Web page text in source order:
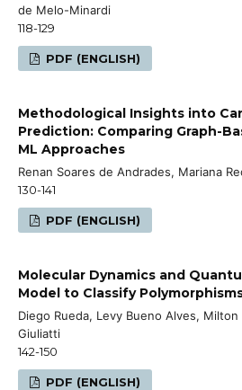
de Melo-Minardi
118-129
PDF (ENGLISH)
Methodological Insights into
Prediction: Comparing Graph-
ML Approaches
Renan Soares de Andrades, Mariana
130-141
PDF (ENGLISH)
Molecular Dynamics and
Model to Classify
Diego Rueda, Levy Bueno Alves, Milton
Giuliatti
142-150
PDF (ENGLISH)